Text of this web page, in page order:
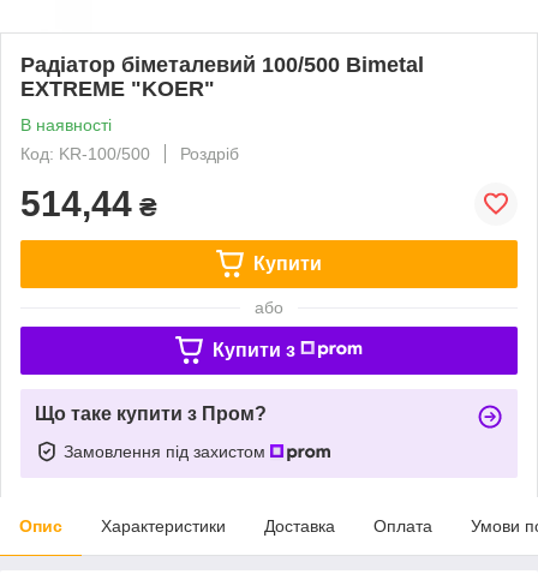
Радіатор біметалевий 100/500 Bimetal
EXTREME "KOER"
В наявності
Код: KR-100/500
Роздріб
514,44 ₴
Купити
або
Купити з
Що таке купити з Пром?
Замовлення під захистом
Опис Характеристики Доставка Оплата Умови